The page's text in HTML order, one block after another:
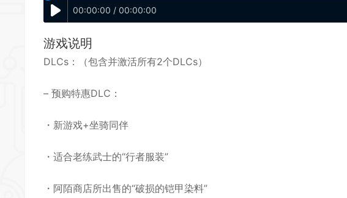
00:00:00 / 00:00:00
游戏说明
DLCs：（包含并激活所有2个DLCs）
– 预购特惠DLC：
・新游戏+坐骑同伴
・适合老练武士的“行者服装”
・阿陌商店所出售的“破损的铠甲染料”
*